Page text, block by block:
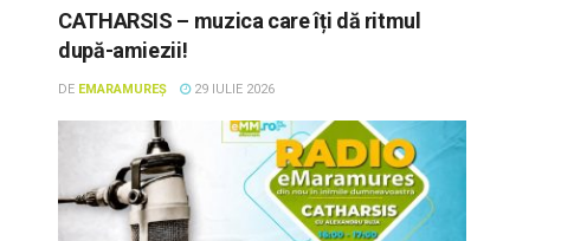
CATHARSIS – muzica care îți dă ritmul
după-amiezii!
DE EMARAMUREȘ 29 IULIE 2026